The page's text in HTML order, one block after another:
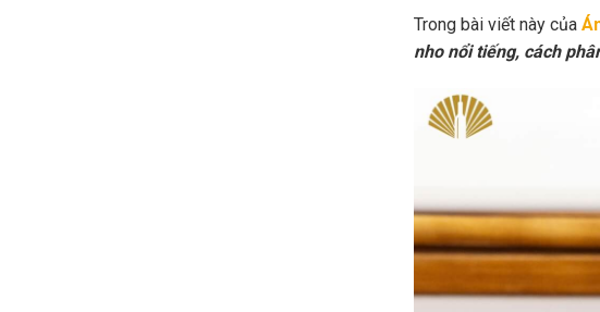
Trong bài viết này của
nho nổi tiếng, cách